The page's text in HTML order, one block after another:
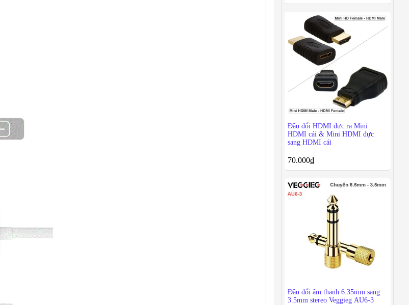
Đầu đổi HDMI đực ra Mini
HDMI cái & Mini HDMI đực
sang HDMI cái
70.000₫
Đầu đổi âm thanh 6.35mm sang
3.5mm stereo Veggieg AU6-3